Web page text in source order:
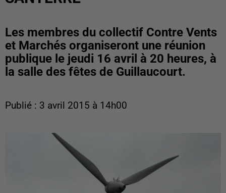
Les membres du collectif Contre Vents
et Marchés organiseront une réunion
publique le jeudi 16 avril à 20 heures, à
la salle des fêtes de Guillaucourt.
Publié : 3 avril 2015 à 14h00